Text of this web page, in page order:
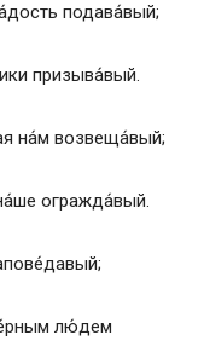
подава́вый;
призыва́вый.
на́м возвеща́вый;
огражда́вый.
лю́дем